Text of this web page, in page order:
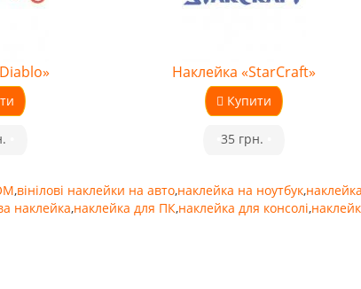
Наклейка «StarCraft»
Купити
35 грн.
,вінілові наклейки на авто,наклейка на ноутбук,
наклейка,наклейка для ПК,наклейка для консолі,